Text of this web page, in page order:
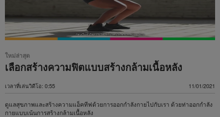
ใหม่ล่าสุด
เลือกสร้างความฟิตแบบสร้างกล้ามเนื้อหลัง
เวลาที่เล่นวิดีโอ: 0:55 11/01/2021
ดูแลสุขภาพและสร้างความแอ็คทีฟด้วยการออกกำลังกายไปกับเรา ด้วยท่าออกกำลัง
กายแบบเน้นการสร้างกล้ามเนื้อหลัง